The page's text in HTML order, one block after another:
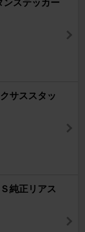
ンステッカー
サススタッ
純正リアス